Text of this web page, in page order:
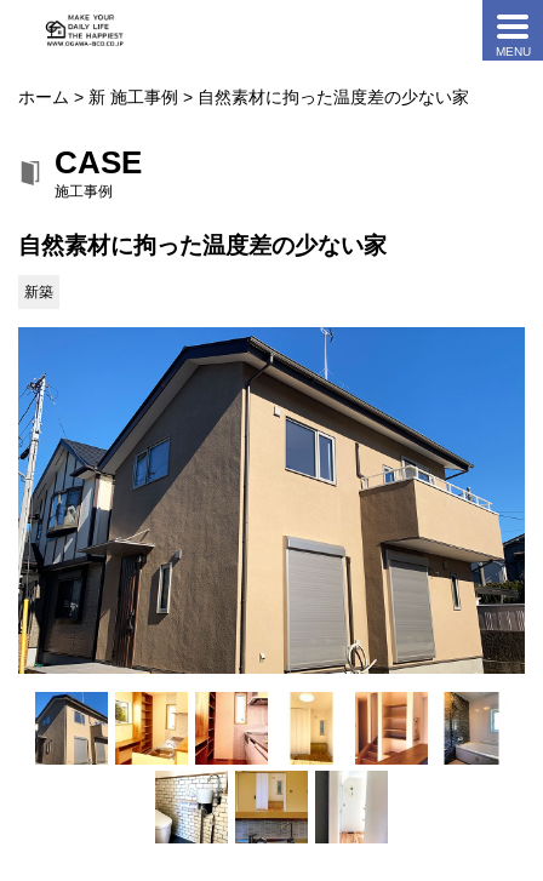
ホーム > 新 施工事例 > 自然素材に拘った温度差の少ない家
CASE
施工事例
自然素材に拘った温度差の少ない家
新築